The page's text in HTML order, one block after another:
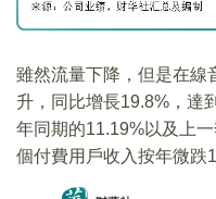
雖然流量下降，但是在線
升，同比增長19.8%，達
年同期的11.19%以及上
個付費用戶收入按年微跌